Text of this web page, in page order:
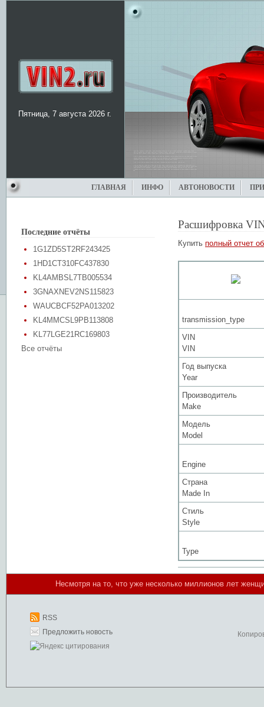
Пятница, 7 августа 2026 г.
ГЛАВНАЯ ИНФО АВТОНОВОСТИ
Последние отчёты
1G1ZD5ST2RF243425
1HD1CT310FC437830
KL4AMBSL7TB005534
3GNAXNEV2NS115823
WAUCBCF52PA013202
KL4MMCSL9PB113808
KL77LGE21RC169803
Все отчёты
Расшифровка
Купить полный отчет
transmission_type
VIN
VIN
Год выпуска
Year
Производитель
Make
Модель
Model
Engine
Страна
Made In
Стиль
Style
Type
Несмотря на то, что уже несколько миллионов лет
RSS
Предложить новость